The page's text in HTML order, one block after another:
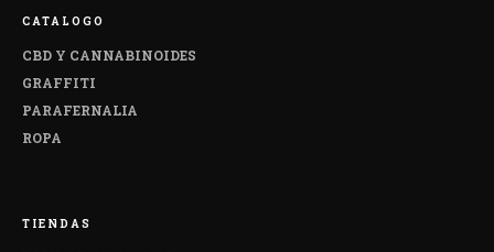
CATALOGO
CBD Y CANNABINOIDES
GRAFFITI
PARAFERNALIA
ROPA
TIENDAS